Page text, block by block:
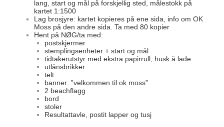
lang, start og mål på forskjellig sted, målestokk på
kartet 1:1500
Lag brosjyre: kartet kopieres på ene sida, info om OK
Moss på den andre sida. Ta med 80 kopier
Hent på NØG/ta med:
postskjermer
stemplingsenheter + start og mål
tidtakerutstyr med ekstra papirrull, husk å lade
utlånsbrikker
telt
banner: ”velkommen til ok moss”
2 beachflagg
bord
stoler
Resultattavle, postit lapper og tusj